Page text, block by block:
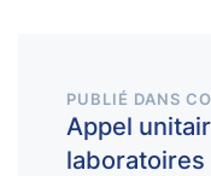
PUBLIÉ DANS
Appel